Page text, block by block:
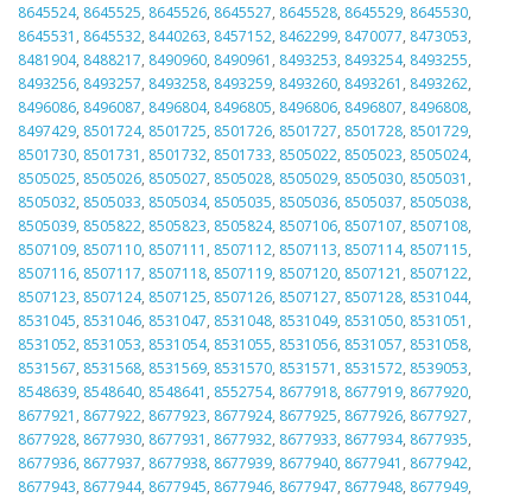
8645524, 8645525, 8645526, 8645527, 8645528, 8645529, 8645530,
8645531 , 8645532, 8440263, 8457152, 8462299, 8470077, 8473053,
8481904, 8488217, 8490960, 8490961 , 8493253, 8493254, 8493255,
8493256, 8493257, 8493258, 8493259, 8493260, 8493261 , 8493262,
8496086, 8496087, 8496804, 8496805, 8496806, 8496807, 8496808,
8497429, 8501724, 8501725, 8501726, 8501727, 8501728, 8501729,
8501730, 8501731 , 8501732, 8501733, 8505022, 8505023, 8505024,
8505025, 8505026, 8505027, 8505028, 8505029, 8505030, 8505031 ,
8505032, 8505033, 8505034, 8505035, 8505036, 8505037, 8505038,
8505039, 8505822, 8505823, 8505824, 8507106, 8507107, 8507108,
8507109, 8507110, 8507111 , 8507112, 8507113, 8507114, 8507115,
8507116, 8507117, 8507118, 8507119, 8507120, 8507121 , 8507122,
8507123, 8507124, 8507125, 8507126, 8507127, 8507128, 8531044,
8531045, 8531046, 8531047, 8531048, 8531049, 8531050, 8531051 ,
8531052, 8531053, 8531054, 8531055, 8531056, 8531057, 8531058,
8531567, 8531568, 8531569, 8531570, 8531571 , 8531572, 8539053,
8548639, 8548640, 8548641 , 8552754, 8677918, 8677919, 8677920,
8677921 , 8677922, 8677923, 8677924, 8677925, 8677926, 8677927,
8677928, 8677930, 8677931 , 8677932, 8677933, 8677934, 8677935,
8677936, 8677937, 8677938, 8677939, 8677940, 8677941 , 8677942,
8677943, 8677944, 8677945, 8677946, 8677947, 8677948, 8677949,